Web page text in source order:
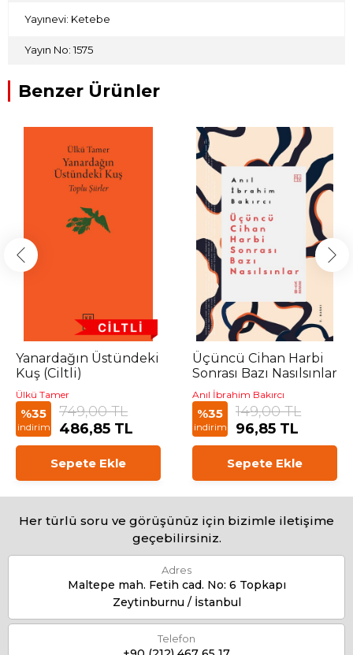
Yayınevi: Ketebe
Yayın No: 1575
Benzer Ürünler
Yanardağın Üstündeki
Kuş (Ciltli)
Ülkü Tamer
%35
indirim
749,00 TL
486,85 TL
Sepete Ekle
Üçüncü Cihan Harbi
Sonrası Bazı Nasılsınlar
Anıl İbrahim Bakırcı
%35
indirim
149,00 TL
96,85 TL
Sepete Ekle
Her türlü soru ve görüşünüz için bizimle iletişime
geçebilirsiniz.
Adres
Maltepe mah. Fetih cad. No: 6 Topkapı
Zeytinburnu / İstanbul
Telefon